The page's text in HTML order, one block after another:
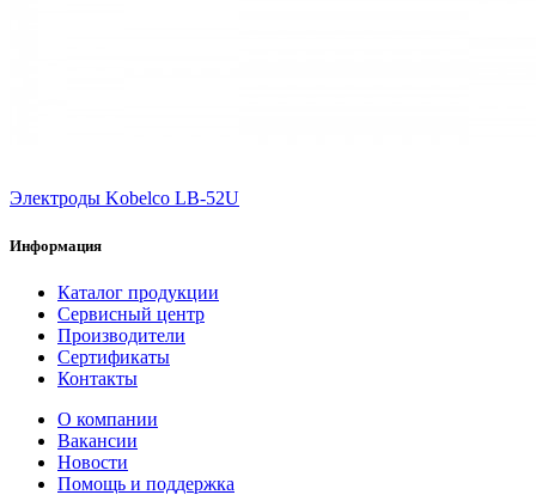
Электроды Kobelco LB-52U
Информация
Каталог продукции
Сервисный центр
Производители
Сертификаты
Контакты
О компании
Вакансии
Новости
Помощь и поддержка